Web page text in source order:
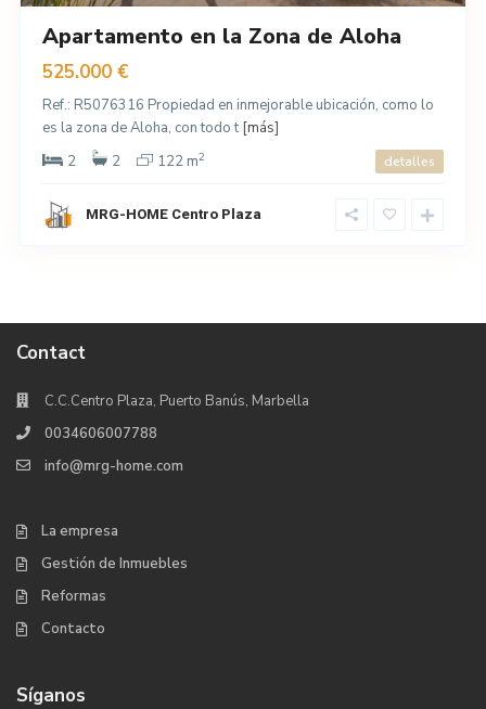
Apartamento en la Zona de Aloha
525.000 €
Ref.: R5076316 Propiedad en inmejorable ubicación, como lo
es la zona de Aloha, con todo t [más]
2
2 122 m2 detalles
MRG-HOME Centro Plaza
Contact
C.C.Centro Plaza, Puerto Banús, Marbella
0034606007788
info@mrg-home.com
La empresa
Gestión de Inmuebles
Reformas
Contacto
Síganos